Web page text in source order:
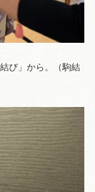
び」から。（駒結